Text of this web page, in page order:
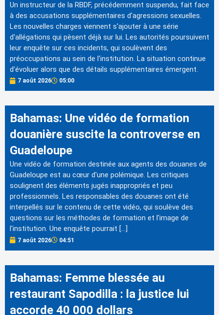
Un instructeur de la RBDF, précédemment suspendu, fait face
à des accusations supplémentaires d'agressions sexuelles.
Les nouvelles charges viennent s'ajouter à une série
d'allégations qui pèsent déjà sur lui. Les autorités poursuivent
leur enquête sur ces incidents, qui soulèvent des
préoccupations au sein de l'institution. La situation continue
d'évoluer alors que des détails supplémentaires émergent.
7 août 2026 05:00
Bahamas: Une vidéo de formation
douanière suscite la controverse en
Guadeloupe
Une vidéo de formation destinée aux agents des douanes de
Guadeloupe est au cœur d'une polémique. Les critiques
soulignent des éléments jugés inappropriés et peu
professionnels. Les responsables des douanes ont été
interpellés sur le contenu de cette vidéo, qui soulève des
questions sur les méthodes de formation et l'image de
l'institution. Une enquête pourrait […]
7 août 2026 04:51
Bahamas: Femme blessée au
restaurant Sapodilla : la justice lui
accorde 40 000 dollars